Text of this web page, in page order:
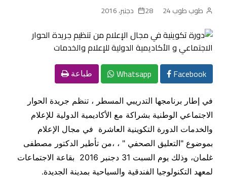
طوب طوب 24 28 دجنبر، 2016
Facebook
Whatsapp طباعة
في إطار برنامجها التدريبي المسطر ، تنظم جريدة الحوار
الاجتماعي الوطنية بشراكة مع الأكاديمية الدولية للإعلام
والخدمات الدورة التكوينية العاشرة في مجال الإعلام
بموضوع "التعليق الصحفي " ، ،من تأطير الدكتور مصطفى
غلمان
، وذلك يوم السبت 31 دجنبر 2016 بقاعة الاجتماعات
لمعهد التكنولوجيا الفندقية والسياحية بمدينة الجديدة.